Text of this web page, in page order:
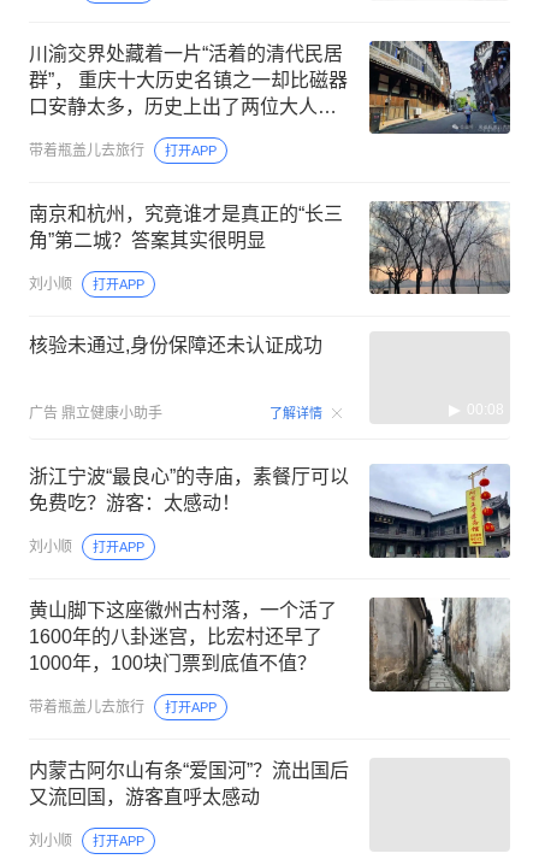
川渝交界处藏着一片“活着的清代民居
群”， 重庆十大历史名镇之一却比磁器
口安静太多，历史上出了两位大人
带着瓶盖儿去旅行 打开APP
南京和杭州，究竟谁才是真正的“长三
角”第二城？答案其实很明显
刘小顺 打开APP
核验未通过,身份保障还未认证成功
广告 鼎立健康小助手 了解详情 00:08
浙江宁波“最良心”的寺庙，素餐厅可以
免费吃？游客：太感动！
刘小顺 打开APP
黄山脚下这座徽州古村落，一个活了
1600年的八卦迷宫，比宏村还早了
1000年，100块门票到底值不值？
带着瓶盖儿去旅行 打开APP
内蒙古阿尔山有条“爱国河”？流出国后
又流回国，游客直呼太感动
刘小顺 打开APP